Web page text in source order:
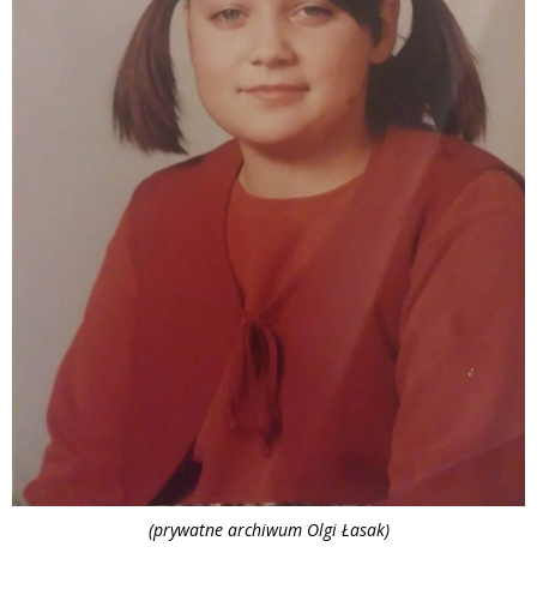
(prywatne archiwum Olgi Łasak)